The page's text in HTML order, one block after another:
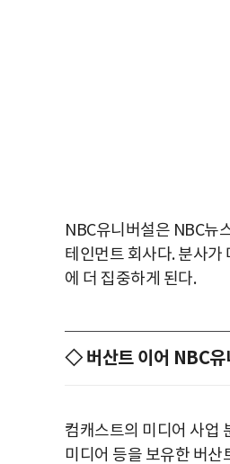
NBC유니버설은 NBC뉴
테인먼트 회사다. 분사가
에 더 집중하게 된다.
◇ 버산트 이어 NBC유
컴캐스트의 미디어 사업
미디어 등을 보유한 버